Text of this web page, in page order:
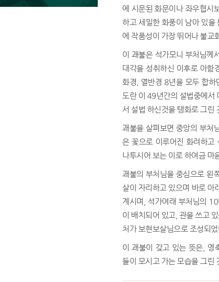
에 시문된 화문이나 좌우협시
하고 세밀한 화풍이 남아 있을
에 작품성이 가장 뛰어나 불교
이 괘불은 석가모니 부처님께
대각을 성취하신 이후로 아
화경, 열반경 8년을 모두 합
도란 이 49년간의 설법중에서
서 설법 하신것을 탱화로 그린
괘불을 살펴보면 중앙의 부처
은 꽃으로 이루어진 화려하고
나투시어 보는 이로 하여금 마
괘불의 부처님을 중심으로 왼
살이 자리하고 있으며 바로 아
계시며, 석가여래 부처님의
이 배치되어 있고, 관을 쓰고
처가 보현보살님으로 조성되
이 괘불이 갖고 있는 뜻은, 영
들이 모시고 가는 모습을 그린